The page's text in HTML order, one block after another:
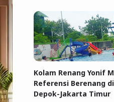
Kolam Renang Yonif
Referensi Berenang
Depok-Jakarta Timur